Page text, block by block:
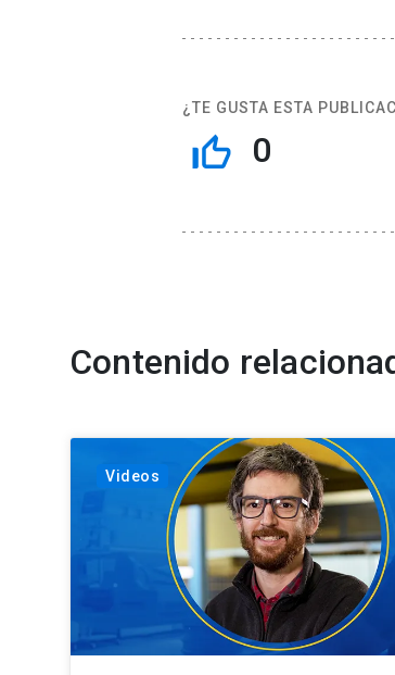
¿TE GUSTA ESTA
thumb_up_off_alt 0
Contenido
Videos